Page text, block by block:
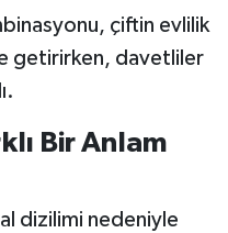
çiftin evlilik
getirirken, davetliler
Bir Anlam
dizilimi nedeniyle